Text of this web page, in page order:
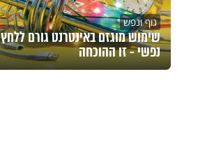
גוף ונפש
שימוש מוגזם באינטרנט גורם ללחץ
נפשי - זו ההוכחה